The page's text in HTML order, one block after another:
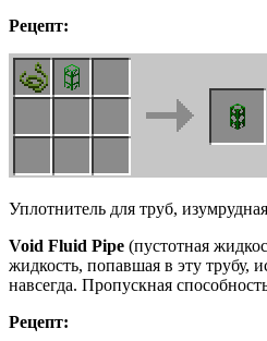
Рецепт:
Уплотнитель для труб,
Void Fluid Pipe (пустотная
жидкость, попавшая в эту трубу,
навсегда. Пропускная
Рецепт: